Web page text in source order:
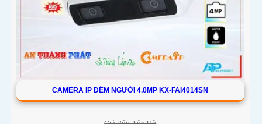
CAMERA IP ĐẾM NGƯỜI 4.0MP KX-FAI4014SN